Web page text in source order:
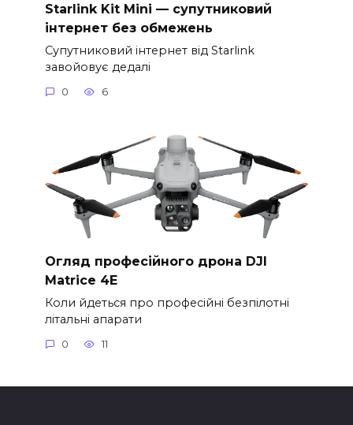
Starlink Kit Mini — супутниковий
інтернет без обмежень
Супутниковий інтернет від Starlink
завойовує дедалі
0 6
Огляд професійного дрона DJI
Matrice 4E
Коли йдеться про професійні безпілотні
літальні апарати
0 11